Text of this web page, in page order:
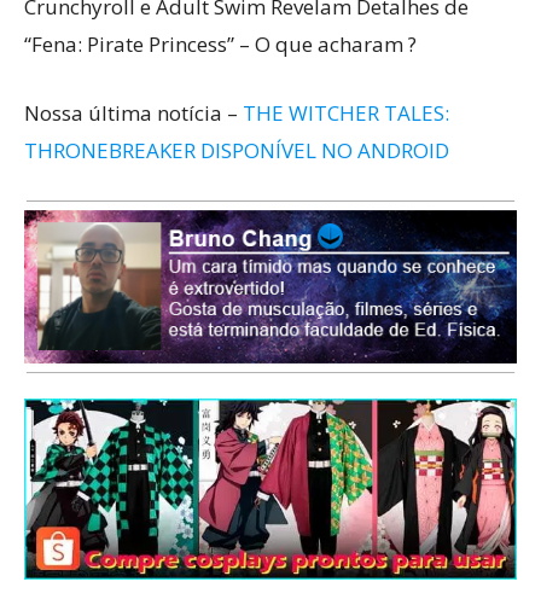
Crunchyroll e Adult Swim Revelam Detalhes de
“Fena: Pirate Princess” – O que acharam ?
Nossa última notícia – THE WITCHER TALES:
THRONEBREAKER DISPONÍVEL NO ANDROID